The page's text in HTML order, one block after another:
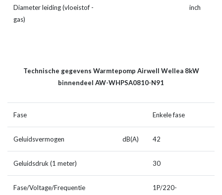
Diameter leiding (vloeistof -
gas)
inch
Technische gegevens Warmtepomp Airwell Wellea 8kW
binnendeel AW-WHPSA0810-N91
Fase Enkele fase
Geluidsvermogen dB(A) 42
Geluidsdruk (1 meter) 30
Fase/Voltage/Frequentie
1P/220-